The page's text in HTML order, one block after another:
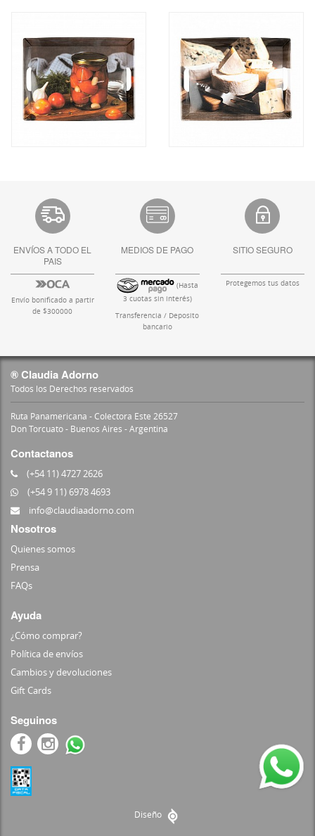
ENVÍOS A TODO EL
PAIS
Envío bonificado a partir
de $300000
MEDIOS DE PAGO
(Hasta
3 cuotas sin interés)
Transferencia / Deposito
bancario
SITIO SEGURO
Protegemos tus datos
® Claudia Adorno
Todos los Derechos reservados
Ruta Panamericana - Colectora Este 26527
Don Torcuato - Buenos Aires - Argentina
Contactanos
(+54 11) 4727 2626
(+54 9 11) 6978 4693
info@claudiaadorno.com
Nosotros
Quienes somos
Prensa
FAQs
Ayuda
¿Cómo comprar?
Política de envíos
Cambios y devoluciones
Gift Cards
Seguinos
Diseño